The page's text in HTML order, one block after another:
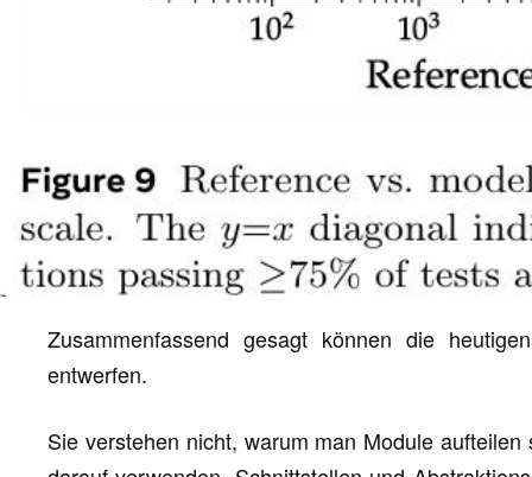
Zusammenfassend gesagt können die
entwerfen.
Sie verstehen nicht, warum man Module